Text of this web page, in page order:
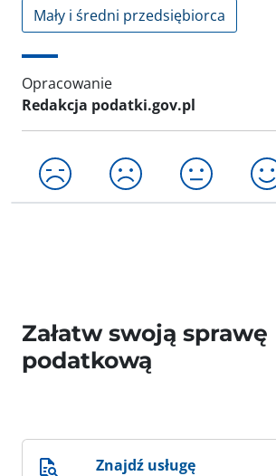
Mały i średni przedsiębiorca
Opracowanie
Redakcja podatki.gov.pl
Załatw swoją sprawę
podatkową
Znajdź usługę